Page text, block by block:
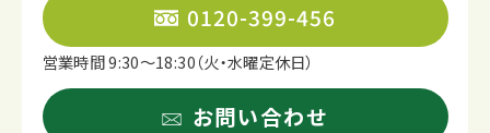
0120-399-456
営業時間 9:30～18:30（火・水曜定休日）
お問い合わせ